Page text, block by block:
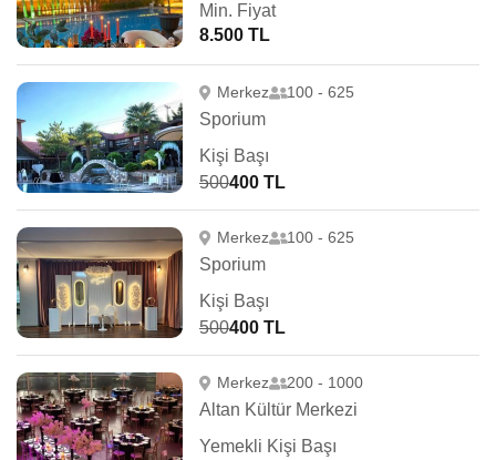
Min. Fiyat
8.500 TL
Merkez 100 - 625
Sporium
Kişi Başı
500400 TL
Merkez 100 - 625
Sporium
Kişi Başı
500400 TL
Merkez 200 - 1000
Altan Kültür Merkezi
Yemekli Kişi Başı